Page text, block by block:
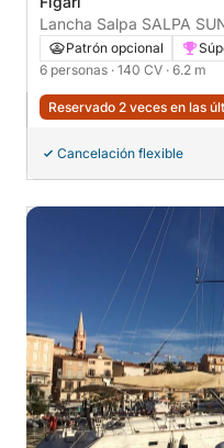
Patrón opcional
6 personas · 140 CV · 6.2 m
Reservado 2 veces en las
Cancelación flexible